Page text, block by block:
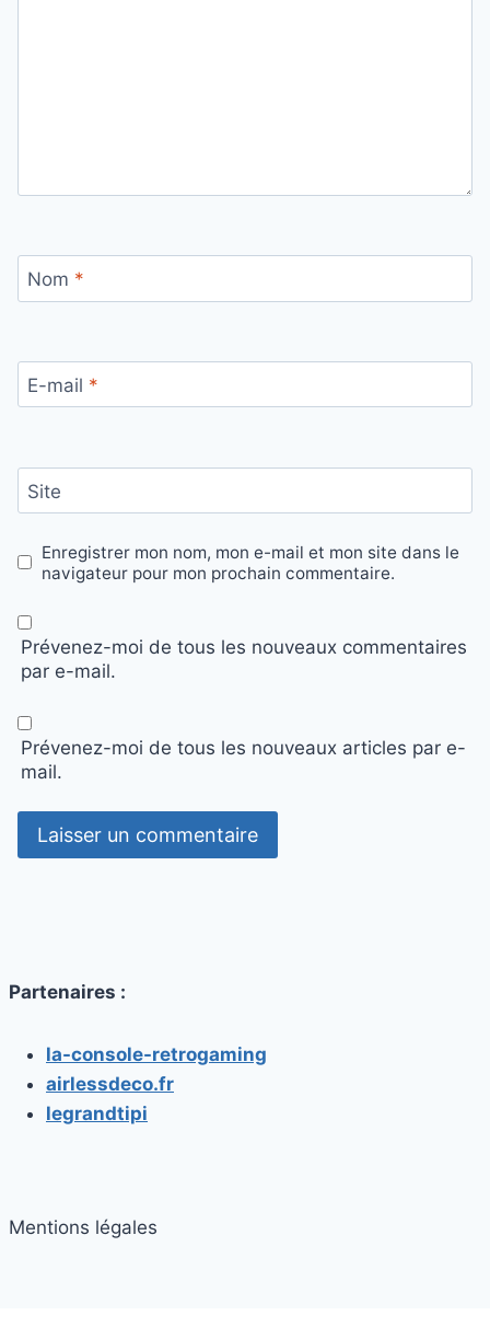
Nom *
E-mail *
Site
Enregistrer mon nom, mon e-mail et mon site dans le
navigateur pour mon prochain commentaire.
Prévenez-moi de tous les nouveaux commentaires
par e-mail.
Prévenez-moi de tous les nouveaux articles par e-
mail.
Partenaires :
la-console-retrogaming
airlessdeco.fr
legrandtipi
Mentions légales